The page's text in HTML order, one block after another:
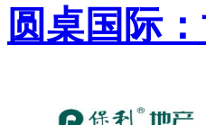
圆桌国际